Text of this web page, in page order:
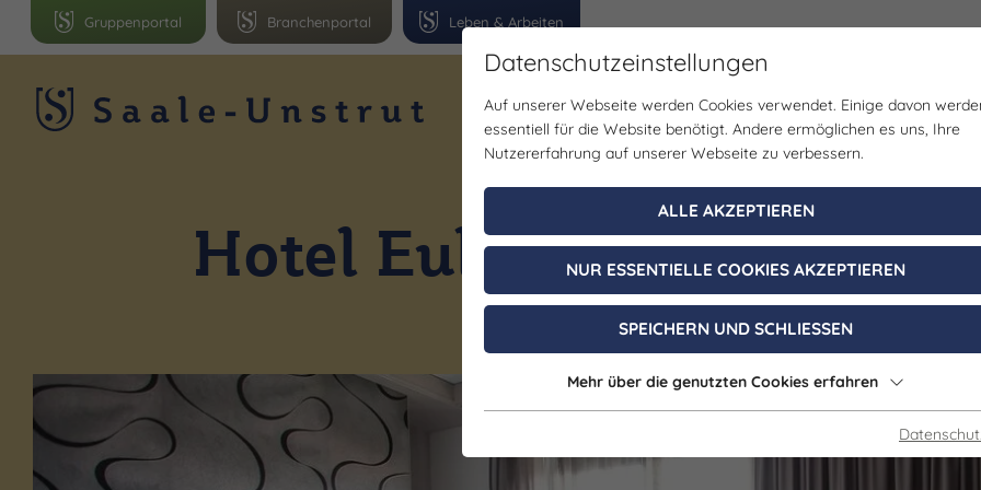
Leben & Arbeiten
Branchenportal
Gruppenportal
Region Erlebnisse Veranstaltungen Planen
Gastgeber
Hotel Eulensteins Oliver
Jena
Datenschutzeinstellungen
Auf unserer Webseite werden Cookies verwendet. Einige davon
essentiell für die Website benötigt. Andere ermöglichen es uns, Ihre
Nutzererfahrung auf unserer Webseite zu verbessern.
ALLE AKZEPTIEREN
NUR ESSENTIELLE COOKIES AKZEPTIEREN
SPEICHERN UND SCHLIESSEN
Mehr über die genutzten Cookies erfahren